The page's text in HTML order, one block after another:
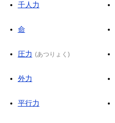
千人力
命
圧力 (あつりょく )
外力
平行力